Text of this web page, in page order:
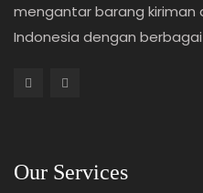
mengantar barang kiriman
Indonesia dengan
Our Services